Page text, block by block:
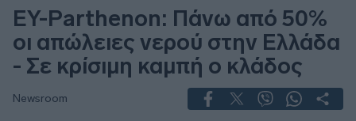
EY-Parthenon: Πάνω από 50%
οι απώλειες νερού στην Ελλάδα
- Σε κρίσιμη καμπή ο κλάδος
Newsroom